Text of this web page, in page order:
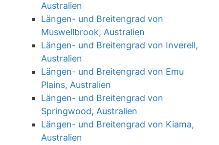
Australien
Längen- und Breitengrad von
Muswellbrook, Australien
Längen- und Breitengrad von Inverell,
Australien
Längen- und Breitengrad von Emu
Plains, Australien
Längen- und Breitengrad von
Springwood, Australien
Längen- und Breitengrad von Kiama,
Australien